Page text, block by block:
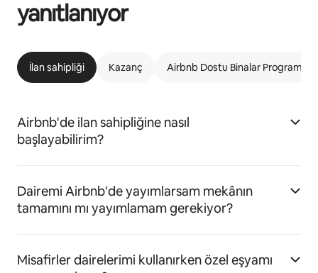
yanıtlanıyor
İlan sahipliği Kazanç Airbnb Dostu Binalar Programı
Airbnb'de ilan sahipliğine nasıl
başlayabilirim?
Dairemi Airbnb'de yayımlarsam mekânın
tamamını mı yayımlamam gerekiyor?
Misafirler dairelerimi kullanırken özel eşyamı